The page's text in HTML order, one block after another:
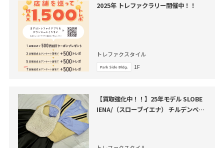
2025年 トレファクラリー開催中！！
トレファクスタイル
1F
【買取強化中！！】25年モデル SLOBE
IENA/（スローブイエナ） チルデンベス